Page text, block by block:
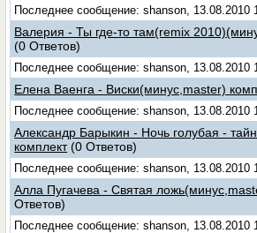
Последнее сообщение: shanson, 13.08.2010
Валерия - Ты где-то там(remix
(0 Ответов)
Последнее сообщение: shanson, 13.08.2010
Елена Ваенга - Виски(минус,master)
Последнее сообщение: shanson, 13.08.2010
Александр Барыкин - Ночь голубая -
комплект (0 Ответов)
Последнее сообщение: shanson, 13.08.2010
Алла Пугачева - Святая
Ответов)
Последнее сообщение: shanson, 13.08.2010